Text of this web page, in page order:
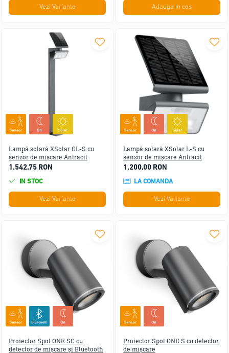
Vezi Variante Adauga in cos
Lampă solară XSolar GL-S cu
senzor de mișcare Antracit
1.542,75 RON
IN STOC
Vezi Variante
Lampă solară XSolar L-S cu
senzor de mișcare Antracit
1.200,00 RON
LA COMANDA
Vezi Variante
Proiector Spot ONE SC cu
detector de mișcare și Bluetooth
Proiector Spot ONE S cu detector
de mișcare